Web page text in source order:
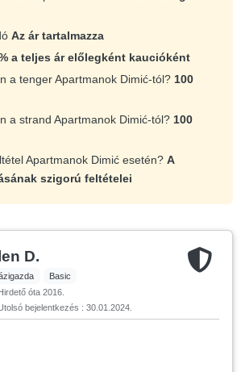
Az ár tartalmazza
a teljes ár előlegként kaucióként
a tenger Apartmanok Dimić-tól? 100
a strand Apartmanok Dimić-tól? 100
Apartmanok Dimić esetén? A
szigorú feltételei
D.
Basic
óta 2016.
bejelentkezés : 30.01.2024.